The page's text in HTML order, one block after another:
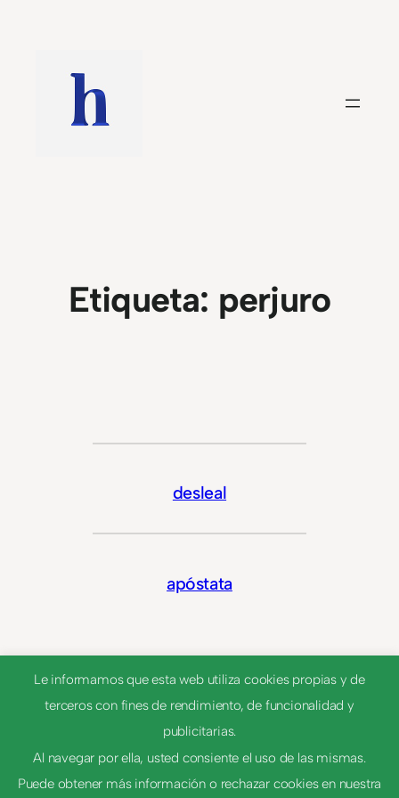
contenido
Etiqueta: perjuro
desleal
apóstata
Le informamos que esta web utiliza cookies propias y de
terceros con fines de rendimiento, de funcionalidad y
publicitarias.
Al navegar por ella, usted consiente el uso de las mismas.
Puede obtener más información o rechazar cookies en nuestra